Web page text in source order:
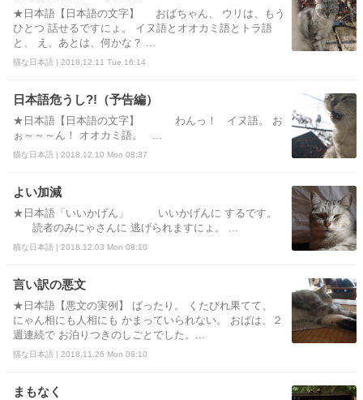
★日本語【日本語の文字】 おばちゃん、 ウリは、もう
ひとつ 話せるですにょ。 イヌ語とオオカミ語とトラ語
と、 え、あとは、何かな？ ...
猫な日本語 | 2018.12.11 Tue 16:14
日本語危うし?!（予告編）
★日本語【日本語の文字】 わんっ！ イヌ語。 お
ぉ～～～ん！ オオカミ語。 ...
猫な日本語 | 2018.12.10 Mon 08:37
よい加減
★日本語「いいかげん」 いいかげんに するです。
読者のみにゃさんに 逃げられますにょ。 ...
猫な日本語 | 2018.12.03 Mon 08:10
言い訳の悪文
★日本語【悪文の実例】 ばったり。 くたびれ果てて、
にゃん相にも人相にも かまっていられない。 おばは、２
週連続で お泊りつきのしごとでした。...
猫な日本語 | 2018.11.26 Mon 08:10
まもなく